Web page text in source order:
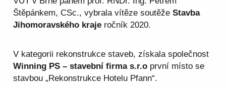
Štěpánkem, CSc., vybrala vítěze soutěže Stavba
Jihomoravského kraje ročník 2020.
V kategorii rekonstrukce staveb, získala společnost
Winning PS – stavební firma s.r.o první místo se
stavbou „Rekonstrukce Hotelu Pfann“.